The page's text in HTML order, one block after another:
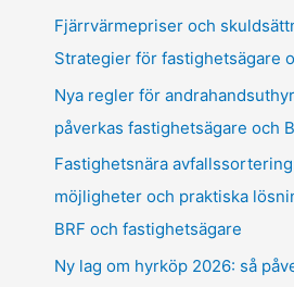
Fjärrvärmepriser och
Strategier för fastighetsägare
Nya regler för
påverkas fastighetsägare och
Fastighetsnära
möjligheter och praktiska
BRF och fastighetsägare
Ny lag om hyrköp 2026: så